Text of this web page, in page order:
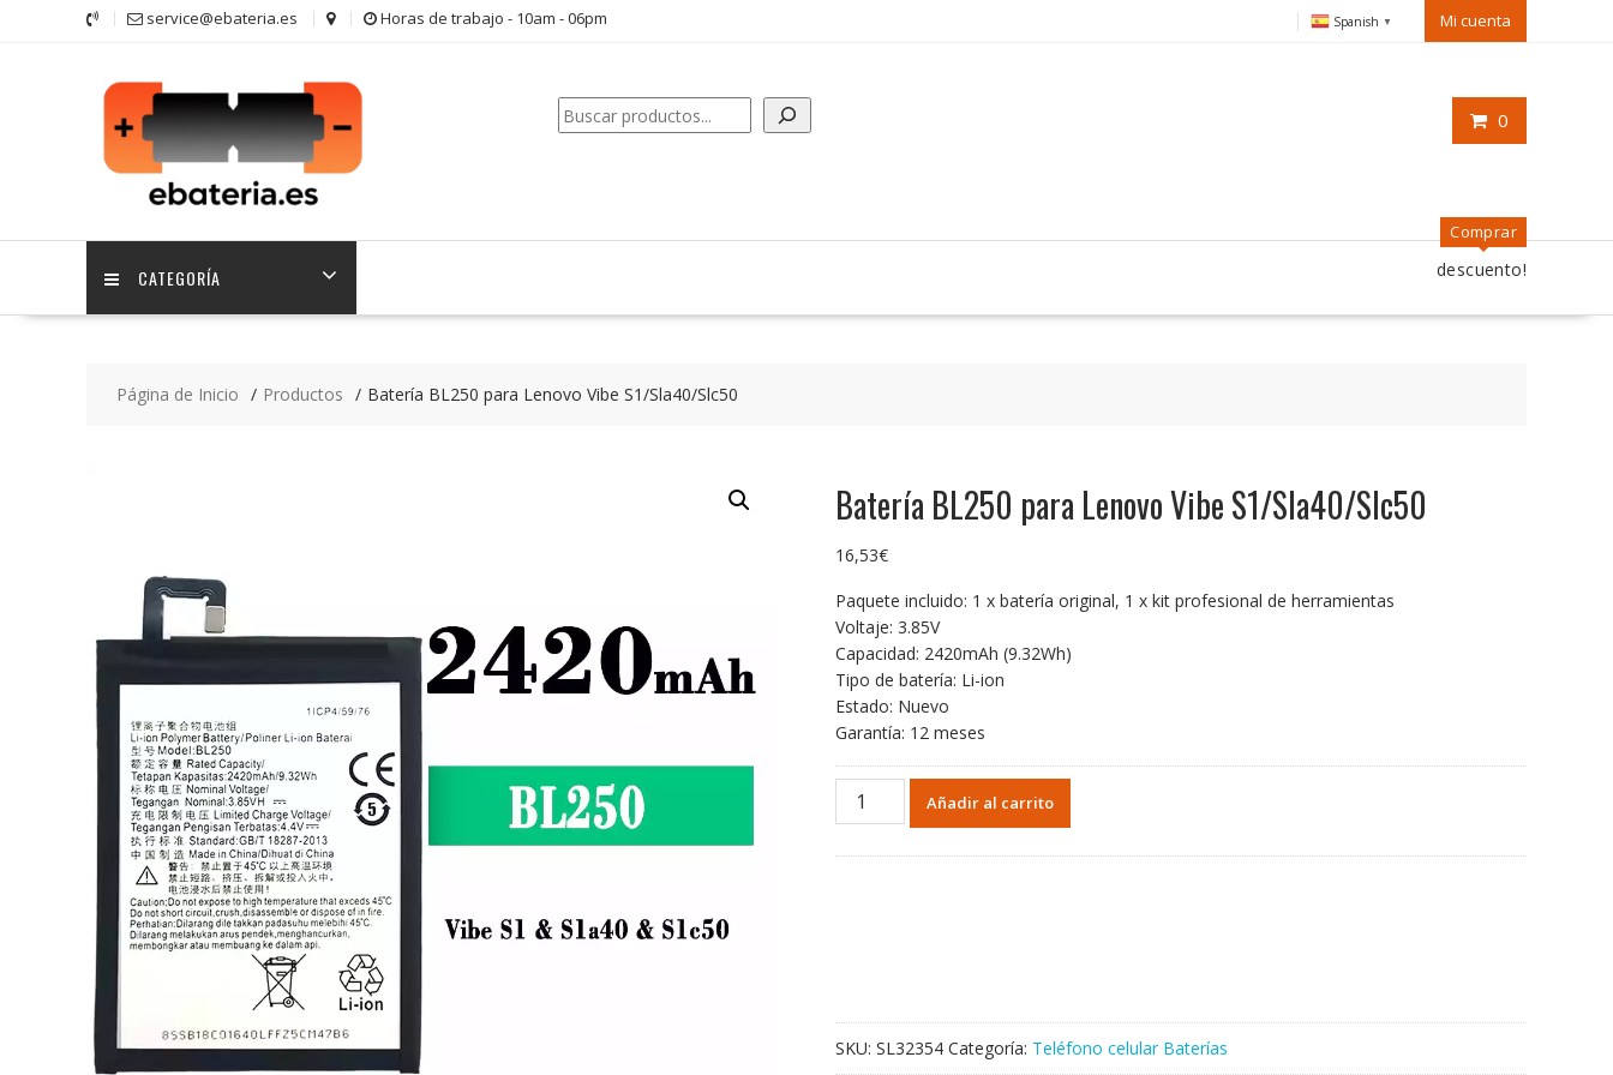
service@ebateria.es Horas de trabajo - 10am - 06pm Spanish ▼ Mi cuenta
0
Buscar
CATEGORÍA
Comprar
descuento!
Página de Inicio Productos Batería BL250 para Lenovo Vibe S1/Sla40/Slc50
Batería BL250 para Lenovo Vibe S1/Sla40/Slc50
16,53€
Paquete incluido: 1 x batería original, 1 x kit profesional de herramientas
Voltaje: 3.85V
Capacidad: 2420mAh (9.32Wh)
Tipo de batería: Li-ion
Estado: Nuevo
Garantía: 12 meses
Batería
BL250
Añadir al carrito
SKU: SL32354 Categoría: Teléfono celular Baterías